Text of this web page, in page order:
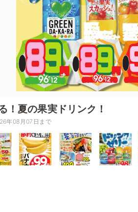
！夏の果実ドリンク！
年08月07日まで